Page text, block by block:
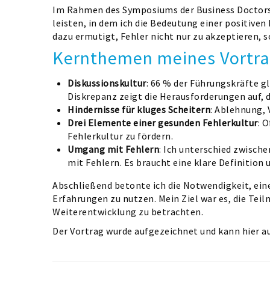
Im Rahmen des Symposiums der Business
leisten, in dem ich die Bedeutung einer
dazu ermutigt, Fehler nicht nur zu akzeptieren,
Kernthemen meines
Diskussionskultur: 66 % der Führungskräfte
Diskrepanz zeigt die Herausforderungen
Hindernisse für kluges Scheitern: Ablehnung,
Drei Elemente einer gesunden Fehlerkultur:
Fehlerkultur zu fördern.
Umgang mit Fehlern: Ich unterschied
mit Fehlern. Es braucht eine klare Definition
Abschließend betonte ich die Notwendigkeit,
Erfahrungen zu nutzen. Mein Ziel war es, die
Weiterentwicklung zu betrachten.
Der Vortrag wurde aufgezeichnet und kann hier